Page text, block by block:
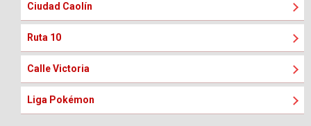
Ciudad Caolín
Ruta 10
Calle Victoria
Liga Pokémon